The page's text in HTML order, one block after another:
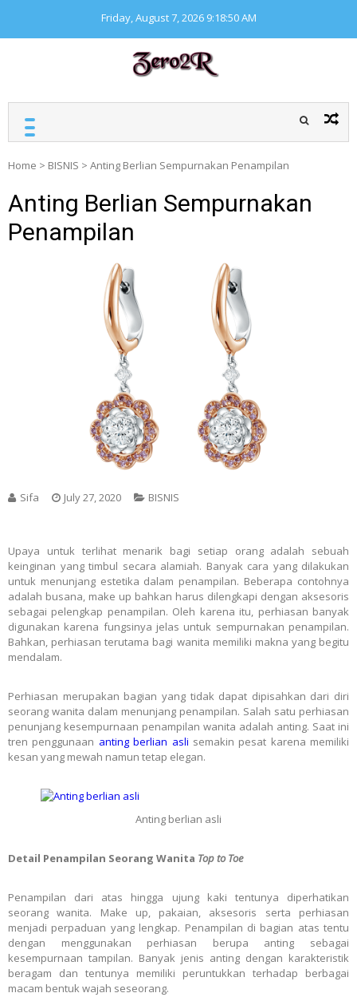
content
Friday, August 7, 2026 9:18:50 AM
Home > BISNIS > Anting Berlian Sempurnakan Penampilan
Anting Berlian Sempurnakan
Penampilan
Sifa July 27, 2020 BISNIS
Upaya untuk terlihat menarik bagi setiap orang adalah sebuah
keinginan yang timbul secara alamiah. Banyak cara yang dilakukan
untuk menunjang estetika dalam penampilan. Beberapa contohnya
adalah busana, make up bahkan harus dilengkapi dengan aksesoris
sebagai pelengkap penampilan. Oleh karena itu, perhiasan banyak
digunakan karena fungsinya jelas untuk sempurnakan penampilan.
Bahkan, perhiasan terutama bagi wanita memiliki makna yang begitu
mendalam.
Perhiasan merupakan bagian yang tidak dapat dipisahkan dari diri
seorang wanita dalam menunjang penampilan. Salah satu perhiasan
penunjang kesempurnaan penampilan wanita adalah anting. Saat ini
tren penggunaan anting berlian asli semakin pesat karena memiliki
kesan yang mewah namun tetap elegan.
Anting berlian asli
Detail Penampilan Seorang Wanita Top to Toe
Penampilan dari atas hingga ujung kaki tentunya diperhatikan
seorang wanita. Make up, pakaian, aksesoris serta perhiasan
menjadi perpaduan yang lengkap. Penampilan di bagian atas tentu
dengan menggunakan perhiasan berupa anting sebagai
kesempurnaan tampilan. Banyak jenis anting dengan karakteristik
beragam dan tentunya memiliki peruntukkan terhadap berbagai
macam bentuk wajah seseorang.